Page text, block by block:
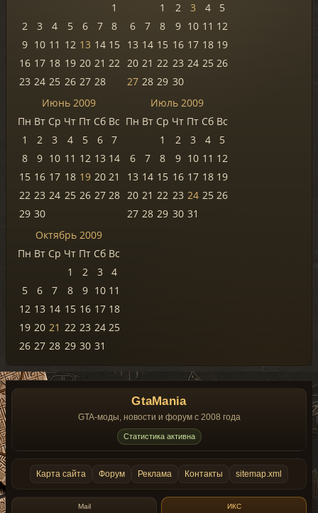
1
2
3 4 5 6 7
8
9 10 11 12 13 14 15
16 17 18 19 20 21 22
23 24 25 26 27 28
1
2 3 4
5
6
7 8 9 10 11 12
13 14 15 16 17 18 19
20 21 22 23 24 25 26
27 28 29 30
Июнь 2009
Пн Вт Ср Чт Пт Сб Вс
1
2 3 4 5 6
7
8
9 10 11 12 13 14
15 16 17 18 19 20 21
22 23 24 25 26 27 28
29 30
Июль 2009
Пн Вт Ср Чт Пт Сб Вс
1
2 3 4
5
6
7 8 9 10 11 12
13 14 15 16 17 18 19
20 21 22 23 24 25 26
27 28 29 30 31
Октябрь 2009
Пн Вт Ср Чт Пт Сб Вс
1
2 3
4
5
6 7 8 9 10 11
12 13 14 15 16 17 18
19 20 21 22 23 24 25
26 27 28 29 30 31
GtaMania
GTA-моды, новости и форум с 2008 года
Статистика активна
Карта сайта Форум Реклама Контакты sitemap.xml
Mail ИКС